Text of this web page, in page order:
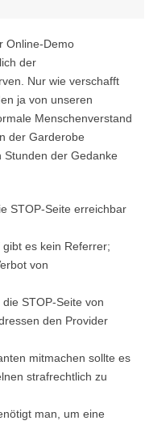
Online-Demo
der
Nur wie verschafft
ja von unseren
Menschenverstand
der Garderobe
der Gedanke
STOP-Seite erreichbar
es kein Referrer;
von
STOP-Seite von
den Provider
mitmachen sollte es
strafrechtlich zu
man, um eine